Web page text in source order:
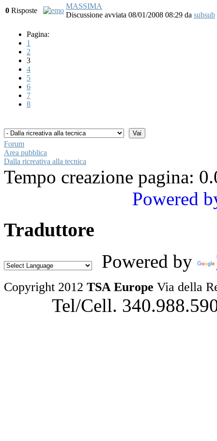
0 Risposte
MASSIMA
Discussione avviata 08/01/2008 08:29 da subsub
Pagina:
1
2
3
4
5
6
7
8
Forum
Area pubblica
Dalla ricreativa alla tecnica
Tempo creazione pagina:
Powered
Traduttore
Powered by
Copyright 2012 TSA Europe Via della
Tel/Cell.